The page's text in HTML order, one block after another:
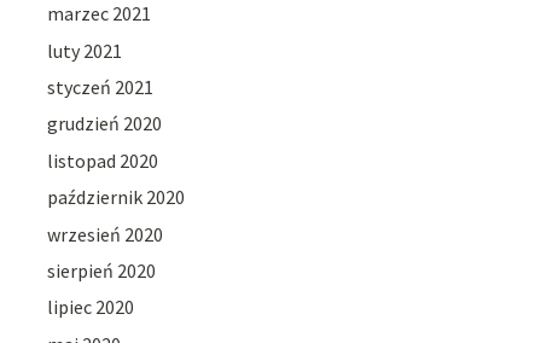
marzec 2021
luty 2021
styczeń 2021
grudzień 2020
listopad 2020
październik 2020
wrzesień 2020
sierpień 2020
lipiec 2020